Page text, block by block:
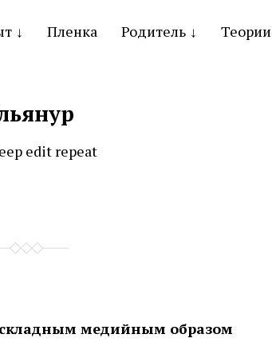
Пленка Родитель Теории
edit repeat
медийным образом